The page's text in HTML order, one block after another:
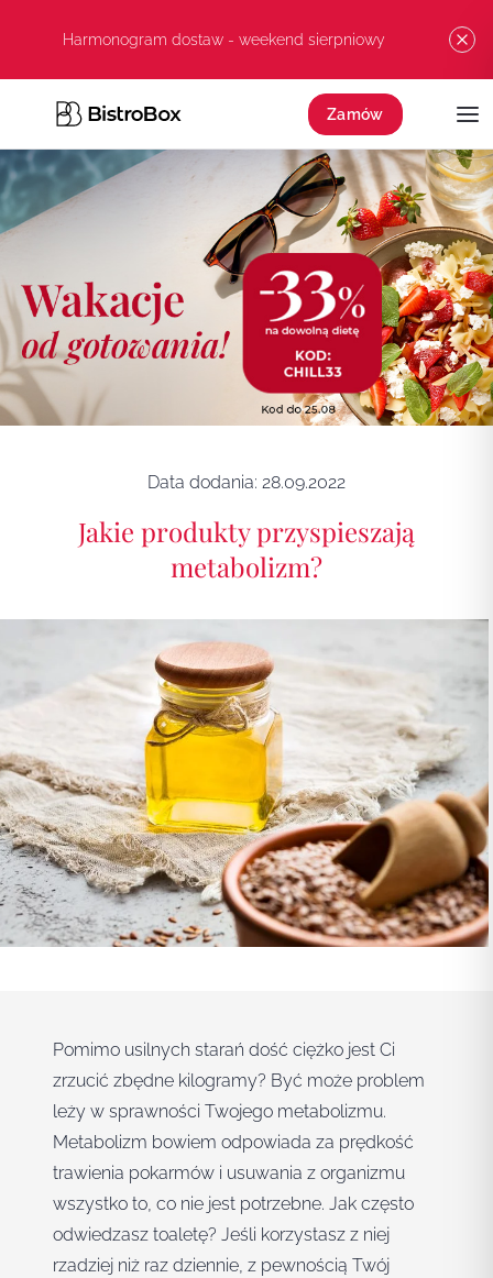
Harmonogram dostaw - weekend sierpniowy
Zamów
Data dodania: 28.09.2022
Jakie produkty przyspieszają
metabolizm?
Pomimo usilnych starań dość ciężko jest Ci
zrzucić zbędne kilogramy? Być może problem
leży w sprawności Twojego metabolizmu.
Metabolizm bowiem odpowiada za prędkość
trawienia pokarmów i usuwania z organizmu
wszystko to, co nie jest potrzebne. Jak często
odwiedzasz toaletę? Jeśli korzystasz z niej
rzadziej niż raz dziennie, z pewnością Twój